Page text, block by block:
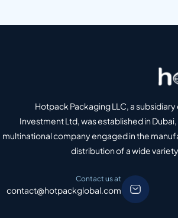
Hotpack Packaging LLC, a
Investment Ltd, was established in Dubai,
multinational company engaged in the
distribution of a wide
Contact us at
contact@hotpackglobal.com